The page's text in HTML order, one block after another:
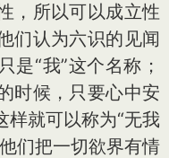
，所以可以成立性
们认为六识的见闻
是“我”这个名称；
时候，只要心中安
样就可以称为“无我
们把一切欲界有情